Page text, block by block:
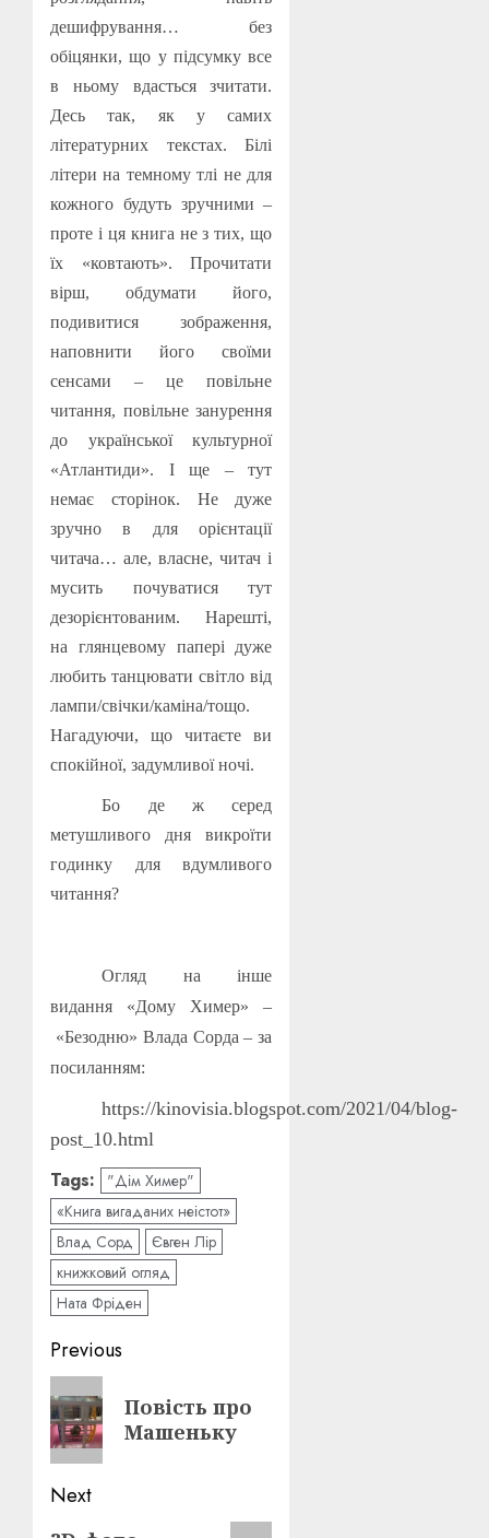
дешифрування… без
обіцянки, що у підсумку все
в ньому вдасться зчитати.
Десь так, як у самих
літературних текстах. Білі
літери на темному тлі не для
кожного будуть зручними –
проте і ця книга не з тих, що
їх «ковтають». Прочитати
вірш, обдумати його,
подивитися зображення,
наповнити його своїми
сенсами – це повільне
читання, повільне занурення
до української культурної
«Атлантиди». І ще – тут
немає сторінок. Не дуже
зручно в для орієнтації
читача… але, власне, читач і
мусить почуватися тут
дезорієнтованим. Нарешті,
на глянцевому папері дуже
любить танцювати світло від
лампи/свічки/каміна/тощо.
Нагадуючи, що читаєте ви
спокійної, задумливої ночі.
Бо де ж серед
метушливого дня викроїти
годинку для вдумливого
читання?
Огляд на інше
видання «Дому Химер»–
«Безодню» Влада Сорда – за
посиланням:
https://kinovisia.blogspot.com/2021/04/blog-
post_10.html
Tags:
"Дім Химер"
«Книга вигаданих неістот»
Влад Сорд
Євген Лір
книжковий огляд
Ната Фріден
Post
navigation
Previous
Previous
post:
Повість про
Машеньку
Next